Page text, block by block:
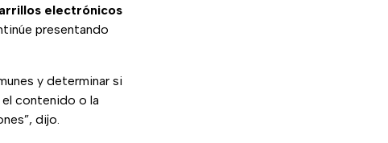
electrónicos
presentando
y determinar si
contenido o la
dijo.